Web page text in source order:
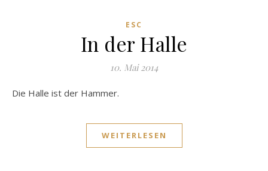
ESC
In der Halle
10. Mai 2014
Die Halle ist der Hammer.
WEITERLESEN